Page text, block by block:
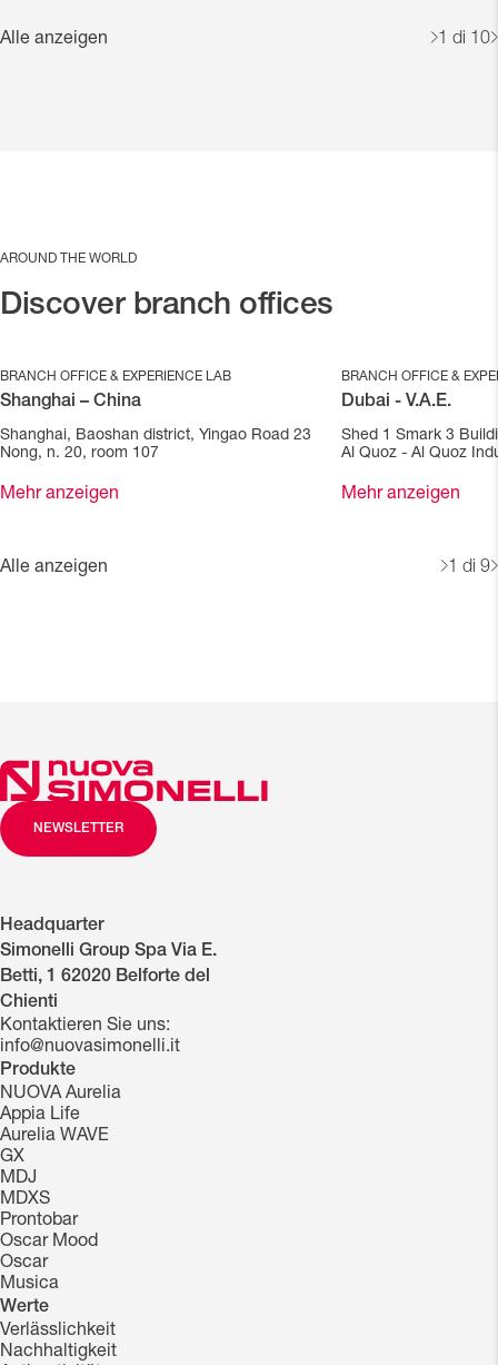
Alle anzeigen 1 di 10
AROUND THE WORLD
Discover branch offices
Alle anzeigen 1 di 9
BRANCH OFFICE & EXPERIENCE LAB
Shanghai – China
Shanghai, Baoshan district, Yingao Road 23
Nong, n. 20, room 107
Mehr anzeigen
BRANCH OFFICE &
Dubai - V.A.E.
Shed 1 Smark 3
Al Quoz - Al Quoz
Mehr anzeigen
NEWSLETTER
Headquarter
Simonelli Group Spa Via E.
Betti, 1 62020 Belforte del
Chienti
Kontaktieren Sie uns:
info@nuovasimonelli.it
Produkte
NUOVA Aurelia
Appia Life
Aurelia WAVE
GX
MDJ
MDXS
Prontobar
Oscar Mood
Oscar
Musica
Werte
Verlässlichkeit
Nachhaltigkeit